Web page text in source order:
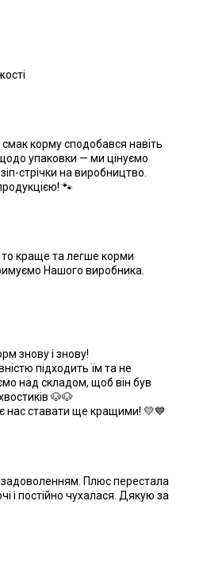
корму сподобався навіть
упаковки — ми цінуємо
стрічки на виробництво.
🐾
то краще та легше корми
Нашого виробника.
знову і знову!
підходить їм та не
над складом, щоб він був
🐶🐶
нас ставати ще кращими! 💛💙
задоволенням. Плюс перестала
і постійно чухалася. Дякую за